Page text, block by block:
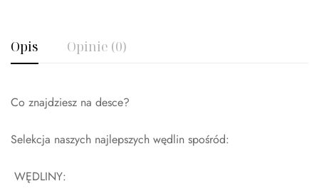
Opis Opinie (0)
Co znajdziesz na desce?
Selekcja naszych najlepszych wędlin spośród:
WĘDLINY: